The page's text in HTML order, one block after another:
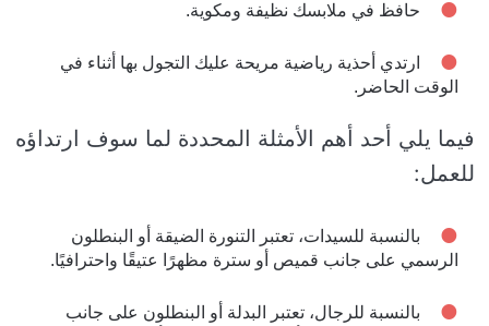
حافظ في ملابسك نظيفة ومكوية.
ارتدي أحذية رياضية مريحة عليك التجول بها أثناء في
الوقت الحاضر.
فيما يلي أحد أهم الأمثلة المحددة لما سوف ارتداؤه
للعمل:
بالنسبة للسيدات، تعتبر التنورة الضيقة أو البنطلون
الرسمي على جانب قميص أو سترة مظهرًا عتيقًا واحترافيًا.
بالنسبة للرجال، تعتبر البدلة أو البنطلون على جانب